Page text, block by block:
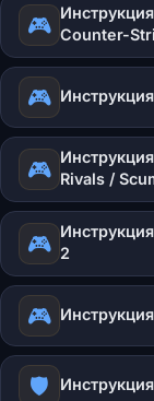
🎮 Counter-
🎮
🎮 Rivals /
🎮 2
🎮
🛡️